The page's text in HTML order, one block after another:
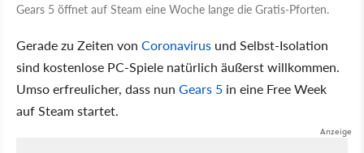
Gears 5 öffnet auf Steam eine Woche lange die Gratis-Pforten.
Gerade zu Zeiten von Coronavirus und Selbst-Isolation
sind kostenlose PC-Spiele natürlich äußerst willkommen.
Umso erfreulicher, dass nun Gears 5 in eine Free Week
auf Steam startet.